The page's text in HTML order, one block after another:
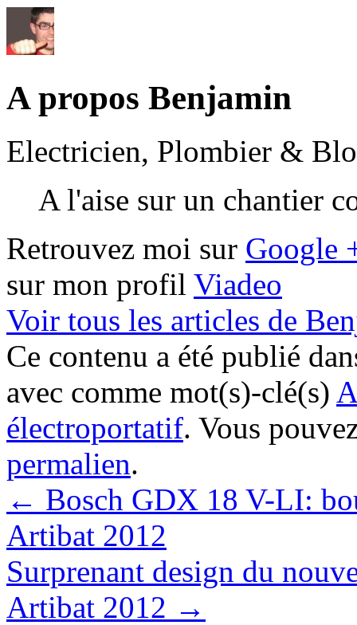
A propos Benjamin
Electricien, Plombier &
A l'aise sur un chantier
Retrouvez moi sur Google
sur mon profil Viadeo
Voir tous les articles de
Ce contenu a été publié
avec comme mot(s)-clé(s)
électroportatif. Vous
permalien.
← Bosch GDX 18 V-LI:
Artibat 2012
Surprenant design du
Artibat 2012 →